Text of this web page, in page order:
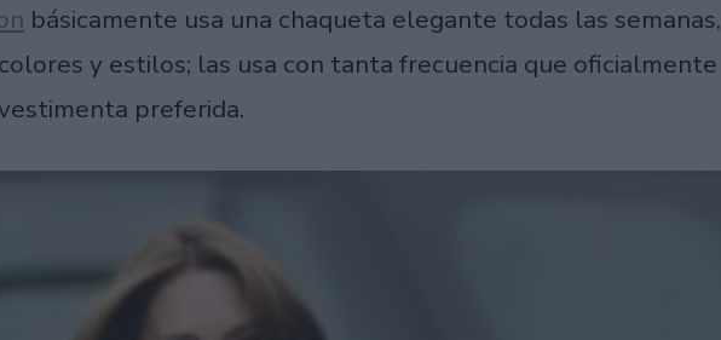
básicamente usa una chaqueta elegante todas las semanas,
y estilos; las usa con tanta frecuencia que oficialmente
preferida.